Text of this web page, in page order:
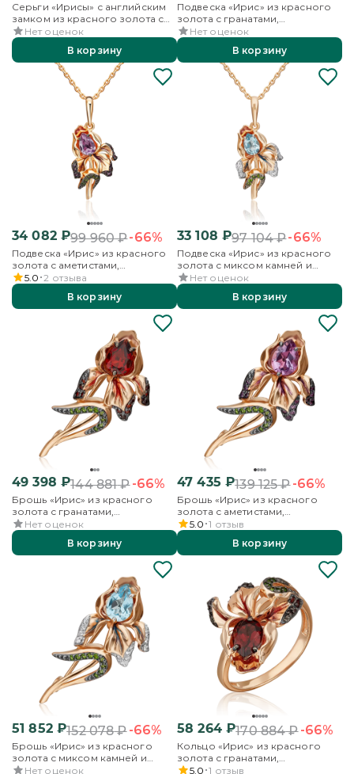
Серьги «Ирисы» с английским
замком из красного золота с
миксом камней и эмалью
Нет оценок
В корзину
Подвеска «Ирис» из красного
золота с гранатами,
хромдиопсидами и эмалью
Нет оценок
В корзину
34 082₽99 960₽-66%
Подвеска «Ирис» из красного
золота с аметистами,
хромдиопсидами и эмалью
5.0 2 отзыва
В корзину
33 108 ₽97 104₽-66%
Подвеска «Ирис» из красного
золота с миксом камней и
эмалью
Нет оценок
В корзину
49 398 ₽144 881₽-66%
Брошь «Ирис» из красного
золота с гранатами,
хромдиопсидами и эмалью
Нет оценок
В корзину
47 435 ₽139 125₽-66%
Брошь «Ирис» из красного
золота с аметистами,
хромдиопсидами и эмалью
5.0 1 отзыв
В корзину
51 852₽152 078₽-66%
Брошь «Ирис» из красного
золота с миксом камней и
эмалью
Нет оценок
58 264₽170 884₽-66%
Кольцо «Ирис» из красного
золота с гранатами,
хромдиопсидами и эмалью
5.0 1 отзыв